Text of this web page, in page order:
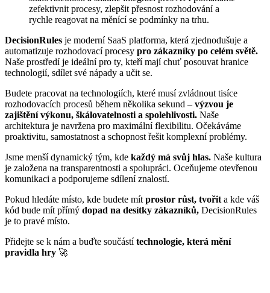
zefektivnit procesy, zlepšit přesnost rozhodování a
rychle reagovat na měnící se podmínky na trhu.
DecisionRules je moderní SaaS platforma, která zjednodušuje a
automatizuje rozhodovací procesy pro zákazníky po celém světě.
Naše prostředí je ideální pro ty, kteří mají chuť posouvat hranice
technologií, sdílet své nápady a učit se.
Budete pracovat na technologiích, které musí zvládnout tisíce
rozhodovacích procesů během několika sekund – výzvou je
zajištění výkonu, škálovatelnosti a spolehlivosti. Naše
architektura je navržena pro maximální flexibilitu. Očekáváme
proaktivitu, samostatnost a schopnost řešit komplexní problémy.
Jsme menší dynamický tým, kde každý má svůj hlas. Naše kultura
je založena na transparentnosti a spolupráci. Oceňujeme otevřenou
komunikaci a podporujeme sdílení znalostí.
Pokud hledáte místo, kde budete mít prostor růst, tvořit a kde váš
kód bude mít přímý dopad na desítky zákazníků, DecisionRules
je to pravé místo.
Přidejte se k nám a buďte součástítechnologie, která mění
pravidla hry 🚀